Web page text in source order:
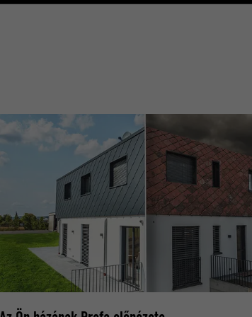
Egy egyértelmű azonosítót jegyez be, amelyet
generálására használnak azzal kapcsolatban,
használja a weboldalt.
_gaexp
Google Optimize
ads.linkedin.com
Munkamenet
Elmenti egy weboldalnak a felhasználó által
lang
LinkedIn
Munkamenet